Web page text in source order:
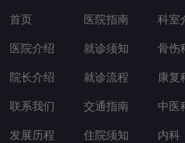
首页
医院介绍
院长介绍
联系我们
发展历程
医院指南
就诊须知
就诊流程
交通指南
住院须知
科室
骨伤
康复
中医
内科